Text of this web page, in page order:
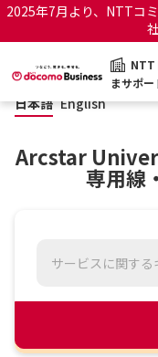
2025年7月より、NTTコ
NTT
まサポー
NTTドコモビジネ
サポートトップ
サービス名か
お知らせ
日本語 English
Arcstar
専用線